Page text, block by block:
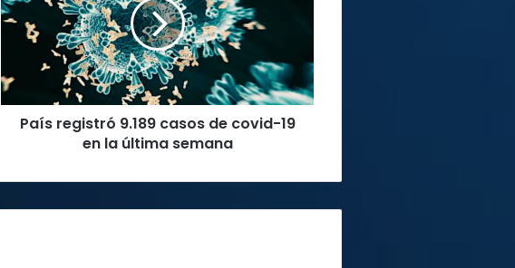
casos
de
covid-
en
la
últimaPaís registró 9.189 casos de covid-19
en la última semana